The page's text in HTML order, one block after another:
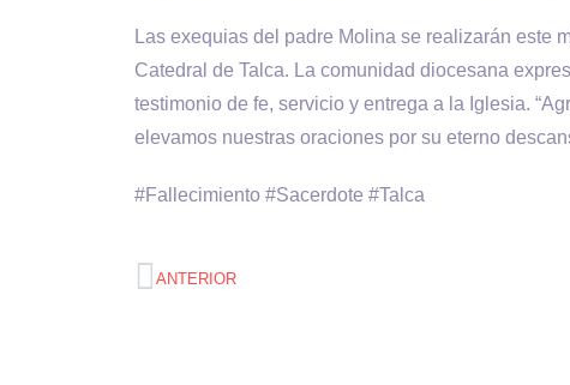
Las exequias del padre Molina se realizarán este
Catedral de Talca. La comunidad diocesana
testimonio de fe, servicio y entrega a la Iglesia.
elevamos nuestras oraciones por su eterno
#Fallecimiento #Sacerdote #Talca
ANTERIOR